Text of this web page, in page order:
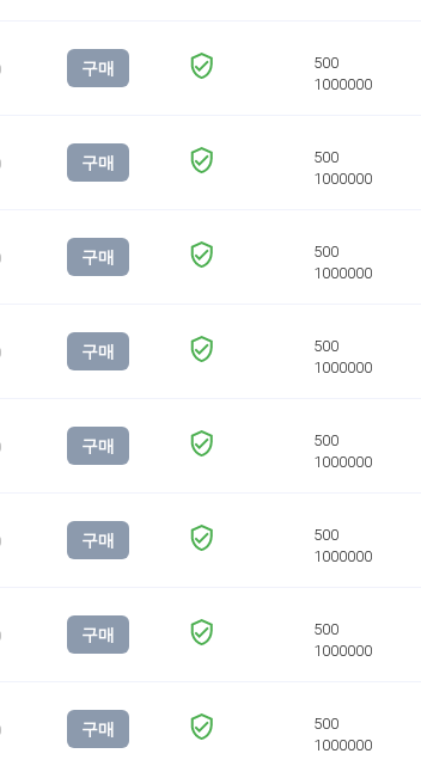
구매
500
1000000
구매
500
1000000
구매
500
1000000
구매
500
1000000
구매
500
1000000
구매
500
1000000
구매
500
1000000
구매
500
1000000